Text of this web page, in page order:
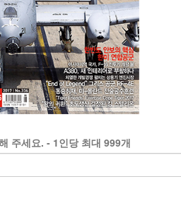
주세요. - 1인당 최대 999개